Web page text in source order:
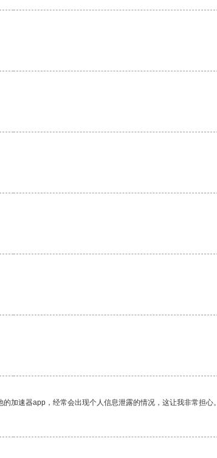
加速器app，经常会出现个人信息泄露的情况，这让我非常担心。